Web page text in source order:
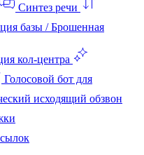
Синтез речи
базы / Брошенная
кол‑центра
Голосовой бот для
исходящий обзвон